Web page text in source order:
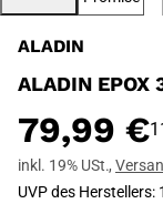
ALADIN
ALADIN EPOX
79,99 €
inkl. 19% USt.,
UVP des Herstellers: